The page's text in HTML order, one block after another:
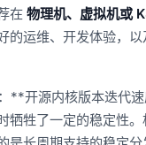
在 物理机、虚拟机或
的运维、开发体验，以
**开源内核版本迭代
牺牲了一定的稳定性